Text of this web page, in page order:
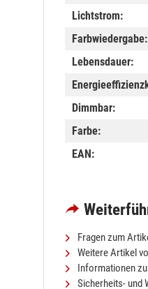
Lichtstrom:
Farbwiedergabe:
Lebensdauer:
Dimmbar:
Farbe:
EAN:
Fragen zum
Weitere Artikel
Informationen
Sicherheits- und